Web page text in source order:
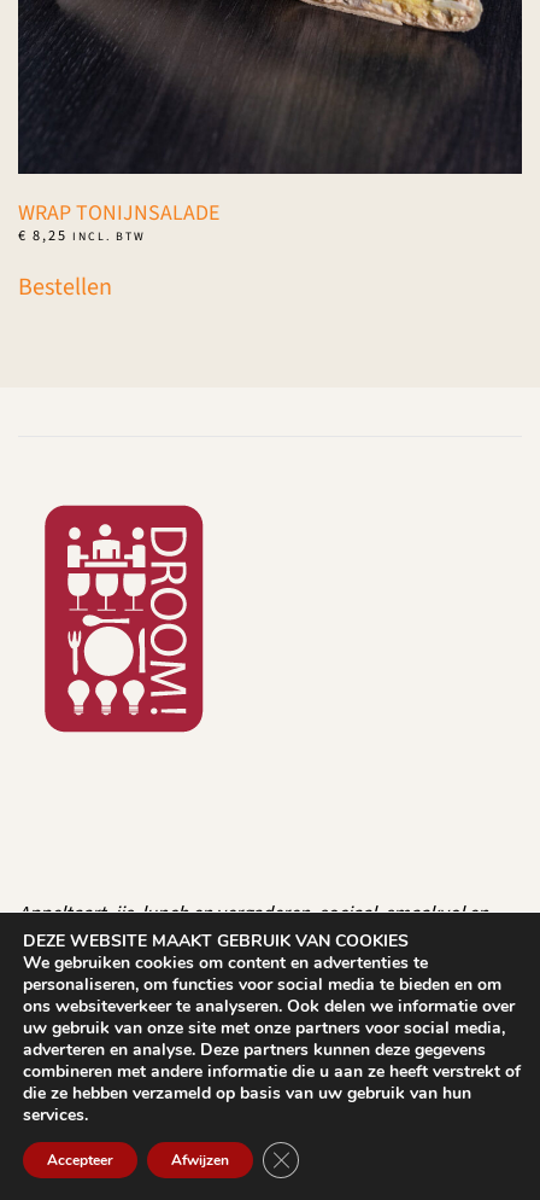
WRAP TONIJNSALADE
€ 8,25 INCL. BTW
Bestellen
Appeltaart, ijs, lunch en vergaderen, sociaal, smaakvol en
met impact. Altijd met liefde bereid door DROOM!talenten.
Schoenaker 10
6641 SZ Beuningen
024 677 90 61
info@bijdroombeuningen.nl
OPENINGSTIJDEN
DEZE WEBSITE MAAKT GEBRUIK VAN COOKIES
We gebruiken cookies om content en advertenties te
personaliseren, om functies voor social media te bieden en om
ons websiteverkeer te analyseren. Ook delen we informatie over
uw gebruik van onze site met onze partners voor social media,
adverteren en analyse. Deze partners kunnen deze gegevens
combineren met andere informatie die u aan ze heeft verstrekt of
die ze hebben verzameld op basis van uw gebruik van hun
services.
Accepteer Afwijzen Sluit AVG/GDPR cookie banner